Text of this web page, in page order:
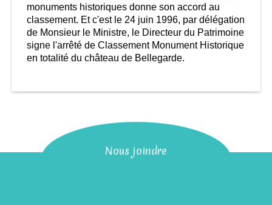
monuments historiques donne son accord au
classement. Et c'est le 24 juin 1996, par délégation
de Monsieur le Ministre, le Directeur du Patrimoine
signe l'arrêté de Classement Monument Historique
en totalité du château de Bellegarde.
Nous joindre